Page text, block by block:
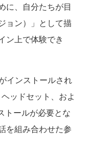
に、自分たちが目
ョン）」として描
ン上で体験でき
インストールされ
ッドセット、およ
トールが必要とな
を組み合わせた参